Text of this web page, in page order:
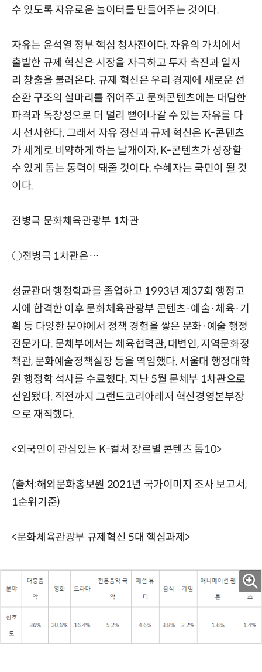
수 있도록 자유로운 놀이터를 만들어주는 것이다.
자유는 윤석열 정부 핵심 청사진이다. 자유의 가치에서
출발한 규제 혁신은 시장을 자극하고 투자 촉진과 일자
리 창출을 불러온다. 규제 혁신은 우리 경제에 새로운 선
순환 구조의 실마리를 쥐어주고 문화콘텐츠에는 대담한
파격과 독창성으로 더 멀리 뻗어나갈 수 있는 자유를 다
시 선사한다. 그래서 자유 정신과 규제 혁신은 K-콘텐츠
가 세계로 비약하게 하는 날개이자, K-콘텐츠가 성장할
수 있게 돕는 동력이 돼줄 것이다. 수혜자는 국민이 될 것
이다.
전병극 문화체육관광부 1차관
○전병극 1차관은…
성균관대 행정학과를 졸업하고 1993년 제37회 행정고
시에 합격한 이후 문화체육관광부 콘텐츠·예술·체육·기
획 등 다양한 분야에서 정책 경험을 쌓은 문화·예술 행정
전문가다. 문체부에서는 체육협력관, 대변인, 지역문화정
책관, 문화예술정책실장 등을 역임했다. 서울대 행정대학
원 행정학 석사를 수료했다. 지난 5월 문체부 1차관으로
선임됐다. 직전까지 그랜드코리아레저 혁신경영본부장
으로 재직했다.
<외국인이 관심있는 K-컬처 장르별 콘텐츠 톱10>
(출처:해외문화홍보원 2021년 국가이미지 조사 보고서,
1순위기준)
<문화체육관광부 규제혁신 5대 핵심과제>